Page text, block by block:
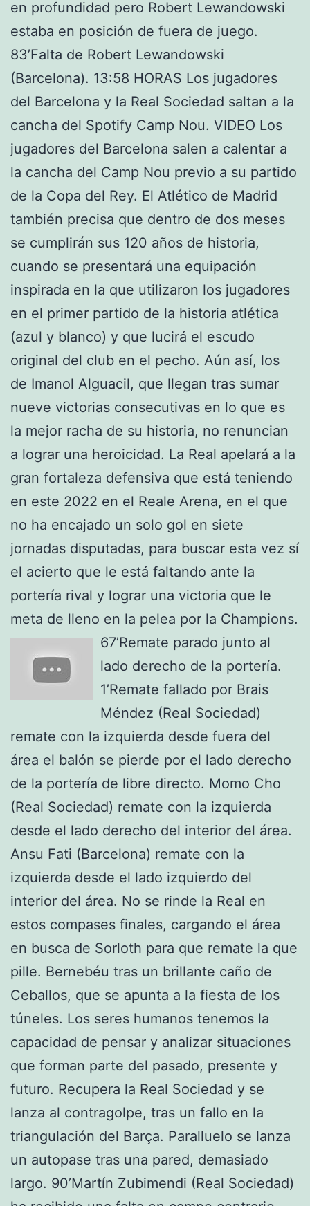
en profundidad pero Robert Lewandowski
estaba en posición de fuera de juego.
83’Falta de Robert Lewandowski
(Barcelona). 13:58 HORAS Los jugadores
del Barcelona y la Real Sociedad saltan a la
cancha del Spotify Camp Nou. VIDEO Los
jugadores del Barcelona salen a calentar a
la cancha del Camp Nou previo a su partido
de la Copa del Rey. El Atlético de Madrid
también precisa que dentro de dos meses
se cumplirán sus 120 años de historia,
cuando se presentará una equipación
inspirada en la que utilizaron los jugadores
en el primer partido de la historia atlética
(azul y blanco) y que lucirá el escudo
original del club en el pecho. Aún así, los
de Imanol Alguacil, que llegan tras sumar
nueve victorias consecutivas en lo que es
la mejor racha de su historia, no renuncian
a lograr una heroicidad. La Real apelará a la
gran fortaleza defensiva que está teniendo
en este 2022 en el Reale Arena, en el que
no ha encajado un solo gol en siete
jornadas disputadas, para buscar esta vez sí
el acierto que le está faltando ante la
portería rival y lograr una victoria que le
meta de lleno en la pelea por la Champions.
67’Remate parado junto al
lado derecho de la portería.
1’Remate fallado por Brais
Méndez (Real Sociedad)
remate con la izquierda desde fuera del
área el balón se pierde por el lado derecho
de la portería de libre directo. Momo Cho
(Real Sociedad) remate con la izquierda
desde el lado derecho del interior del área.
Ansu Fati (Barcelona) remate con la
izquierda desde el lado izquierdo del
interior del área. No se rinde la Real en
estos compases finales, cargando el área
en busca de Sorloth para que remate la que
pille. Bernebéu tras un brillante caño de
Ceballos, que se apunta a la fiesta de los
túneles. Los seres humanos tenemos la
capacidad de pensar y analizar situaciones
que forman parte del pasado, presente y
futuro. Recupera la Real Sociedad y se
lanza al contragolpe, tras un fallo en la
triangulación del Barça. Paralluelo se lanza
un autopase tras una pared, demasiado
largo. 90’Martín Zubimendi (Real Sociedad)